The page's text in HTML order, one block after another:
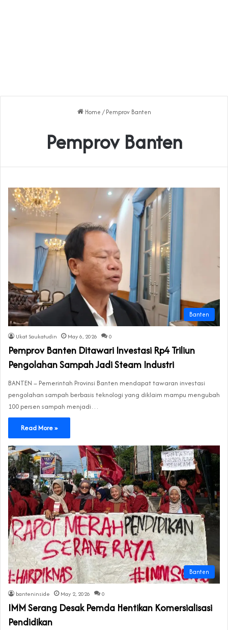
Home / Pemprov Banten
Pemprov Banten
Banten
Ukat Saukatudin May 6, 2026 0
Pemprov Banten Ditawari Investasi Rp4 Triliun
Pengolahan Sampah Jadi Steam Industri
BANTEN – Pemerintah Provinsi Banten mendapat tawaran investasi
pengolahan sampah berbasis teknologi yang diklaim mampu mengubah
100 persen sampah menjadi…
Read More »
Banten
banteninside May 2, 2026 0
IMM Serang Desak Pemda Hentikan Komersialisasi
Pendidikan